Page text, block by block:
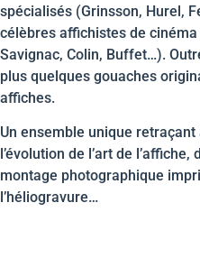
spécialisés (Grinsson, Hurel,
célèbres affichistes de
Savignac, Colin, Buffet…).
plus quelques gouaches
affiches.
Un ensemble unique
l’évolution de l’art de
montage photographique
l’héliogravure…